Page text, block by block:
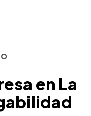
en La